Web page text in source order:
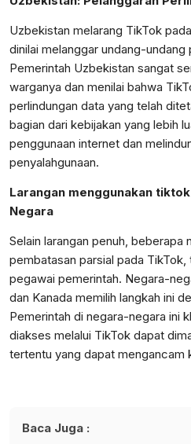
Uzbekistan melarang TikTok
dinilai melanggar undang-undang
Pemerintah Uzbekistan sangat
warganya dan menilai bahwa
perlindungan data yang telah
bagian dari kebijakan yang lebih
penggunaan internet dan
penyalahgunaan.
Larangan menggunakan
Negara
Selain larangan penuh, beberapa
pembatasan parsial pada
pegawai pemerintah. Negara-
dan Kanada memilih langkah ini
Pemerintah di negara-negara ini
diakses melalui TikTok dapat
tertentu yang dapat mengancam
Baca Juga :